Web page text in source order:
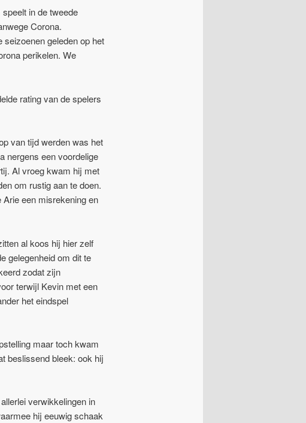
in de tweede
Corona.
geleden op het
perikelen. We
rating van de spelers
van tijd werden was het
nergens een voordelige
Al vroeg kwam hij met
om rustig aan te doen.
een misrekening en
al koos hij hier zelf
gelegenheid om dit te
zodat zijn
terwijl Kevin met een
het eindspel
maar toch kwam
beslissend bleek: ook hij
verwikkelingen in
hij eeuwig schaak